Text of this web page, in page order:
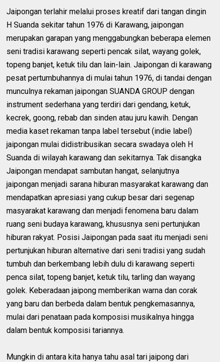
Jaipongan terlahir melalui proses kreatif dari tangan dingin
H Suanda sekitar tahun 1976 di Karawang, jaipongan
merupakan garapan yang menggabungkan beberapa elemen
seni tradisi karawang seperti pencak silat, wayang golek,
topeng banjet, ketuk tilu dan lain-lain. Jaipongan di karawang
pesat pertumbuhannya di mulai tahun 1976, di tandai dengan
munculnya rekaman jaipongan SUANDA GROUP dengan
instrument sederhana yang terdiri dari gendang, ketuk,
kecrek, goong, rebab dan sinden atau juru kawih. Dengan
media kaset rekaman tanpa label tersebut (indie label)
jaipongan mulai didistribusikan secara swadaya oleh H
Suanda di wilayah karawang dan sekitarnya. Tak disangka
Jaipongan mendapat sambutan hangat, selanjutnya
jaipongan menjadi sarana hiburan masyarakat karawang dan
mendapatkan apresiasi yang cukup besar dari segenap
masyarakat karawang dan menjadi fenomena baru dalam
ruang seni budaya karawang, khususnya seni pertunjukan
hiburan rakyat. Posisi Jaipongan pada saat itu menjadi seni
pertunjukan hiburan alternative dari seni tradisi yang sudah
tumbuh dan berkembang lebih dulu di karawang seperti
penca silat, topeng banjet, ketuk tilu, tarling dan wayang
golek. Keberadaan jaipong memberikan warna dan corak
yang baru dan berbeda dalam bentuk pengkemasannya,
mulai dari penataan pada komposisi musikalnya hingga
dalam bentuk komposisi tariannya.
Mungkin di antara kita hanya tahu asal tari jaipong dari